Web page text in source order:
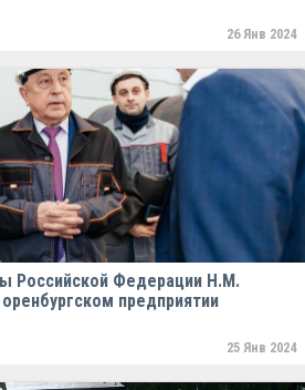
26 Янв 2024
Российской Федерации Н.М.
предприятии
25 Янв 2024